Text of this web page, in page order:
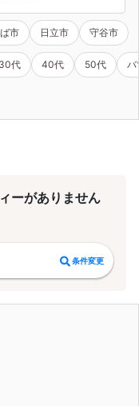
市 日立市 守谷市
30代 40代 50代
ーがありません
条件変更